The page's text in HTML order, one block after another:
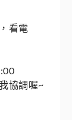
看電
協調喔~